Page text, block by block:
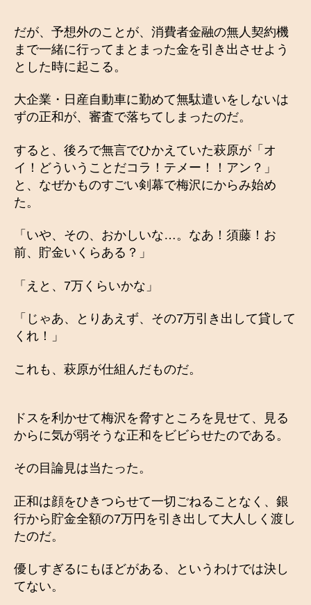
だが、予想外のことが、消費者金融の無人契約機
まで一緒に行ってまとまった金を引き出させよう
とした時に起こる。
大企業・日産自動車に勤めて無駄遣いをしないは
ずの正和が、審査で落ちてしまったのだ。
すると、後ろで無言でひかえていた萩原が「オ
イ！どういうことだコラ！テメー！！アン？」
と、なぜかものすごい剣幕で梅沢にからみ始め
た。
「いや、その、おかしいな…。なあ！須藤！お
前、貯金いくらある？」
「えと、7万くらいかな」
「じゃあ、とりあえず、その7万引き出して貸して
くれ！」
これも、萩原が仕組んだものだ。
ドスを利かせて梅沢を脅すところを見せて、見る
からに気が弱そうな正和をビビらせたのである。
その目論見は当たった。
正和は顔をひきつらせて一切ごねることなく、銀
行から貯金全額の7万円を引き出して大人しく渡し
たのだ。
優しすぎるにもほどがある、というわけでは決し
てない。